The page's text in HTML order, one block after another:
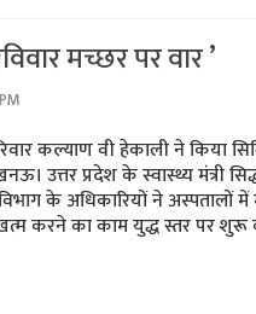
मच्छर पर वार ’
कल्याण वी हेकाली ने किया
उत्तर प्रदेश के स्वास्थ्य मंत्री
के अधिकारियों ने अस्पतालों
करने का काम युद्ध स्तर पर शुरू